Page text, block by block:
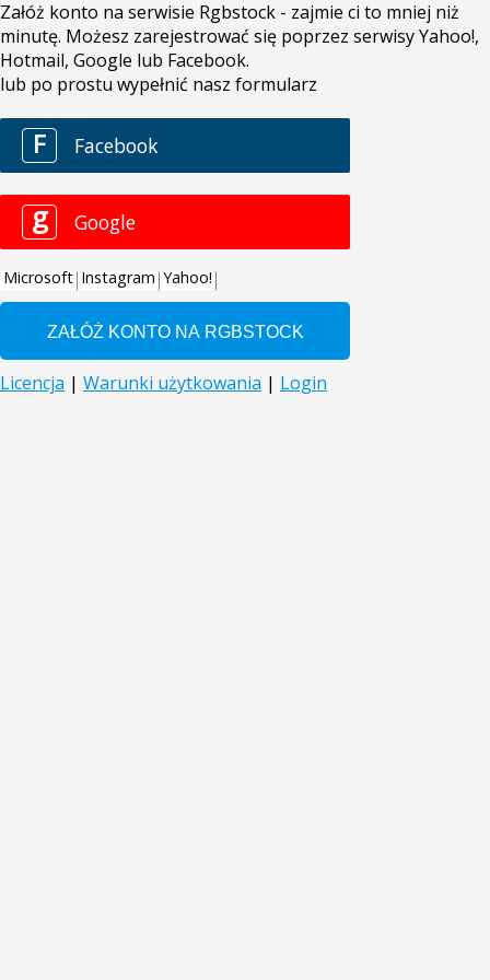
Załóż konto na serwisie Rgbstock - zajmie ci to mniej niż
minutę. Możesz zarejestrować się poprzez serwisy Yahoo!,
Hotmail, Google lub Facebook.
lub po prostu wypełnić nasz formularz
F Facebook
g Google
Microsoft Instagram Yahoo!
Licencja | Warunki użytkowania | Login